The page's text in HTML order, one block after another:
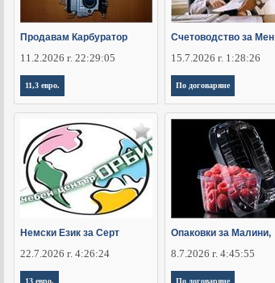
Продавам Карбуратор
11.2.2026 г. 22:29:05
11,3 евро.
Счетоводство за Мен
15.7.2026 г. 1:28:26
По договаряне
Немски Език за Серт
22.7.2026 г. 4:26:24
13 евро.
Опаковки за Малини,
8.7.2026 г. 4:45:55
По договаряне